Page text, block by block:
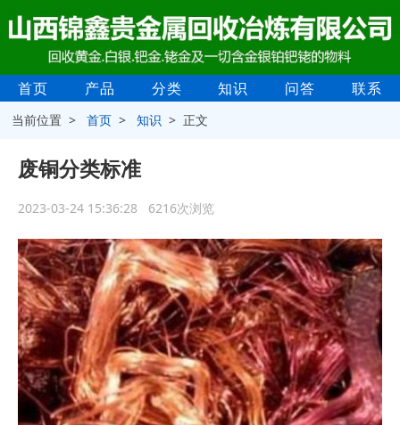
首页 产品 分类 知识 问答 联系
当前位置 >首页 >知识 > 正文
废铜分类标准
2023-03-24 15:36:28 6216次浏览